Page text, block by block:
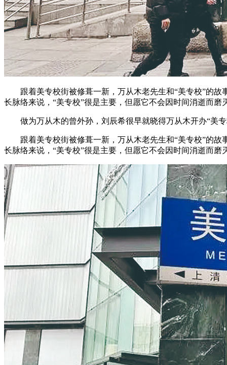
跟着美专校街被修葺一新，万从木老先生和“美专校”的故
长脉络来说，“美专校”很是主要，但愿它不会因时间消逝而磨
做为万从木的曾外孙，刘辰希很早就晓得万从木开办“美专
跟着美专校街被修葺一新，万从木老先生和“美专校”的故
长脉络来说，“美专校”很是主要，但愿它不会因时间消逝而磨